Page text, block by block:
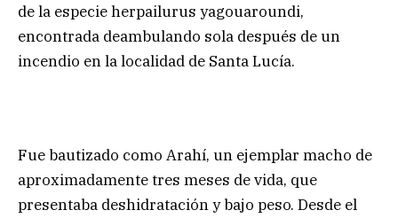
de la especie herpailurus yagouaroundi,
encontrada deambulando sola después de un
incendio en la localidad de Santa Lucía.
Fue bautizado como Arahí, un ejemplar macho de
aproximadamente tres meses de vida, que
presentaba deshidratación y bajo peso. Desde el